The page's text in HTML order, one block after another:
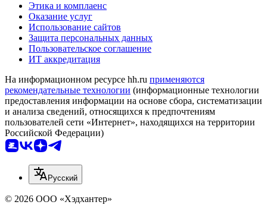
Этика и комплаенс
Оказание услуг
Использование сайтов
Защита персональных данных
Пользовательское соглашение
ИТ аккредитация
На информационном ресурсе hh.ru применяются
рекомендательные технологии (информационные технологии
предоставления информации на основе сбора, систематизации
и анализа сведений, относящихся к предпочтениям
пользователей сети «Интернет», находящихся на территории
Российской Федерации)
Русский
© 2026 ООО «Хэдхантер»